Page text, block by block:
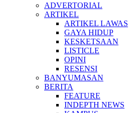
ADVERTORIAL
ARTIKEL
ARTIKEL LAWAS
GAYA HIDUP
KESKETSAAN
LISTICLE
OPINI
RESENSI
BANYUMASAN
BERITA
FEATURE
INDEPTH NEWS